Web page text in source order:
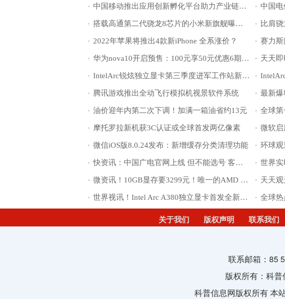
中国移动推出应用创新孵化平台助力产业链开发者参与生态建设
搭载高通第二代骁龙8芯片的小米新旗舰曝光：最快11月份发布 比肩
2022年苹果将推出4款新iPhone 全系涨价？
华为nova10开启预售：100元享50元优惠6期免息
IntelArc锐炫独立显卡第三季度进军工作站新品不曝光
腾讯游戏推出全动飞行模拟机视景软件系统 最新
油价迎年内第二次下调！加满一箱油省约13元
摩托罗拉新机获3C认证或全球首发两亿像素 微软启
微信iOS版8.0.24发布：新增缓存分类清理功能
快资讯：中国广电官网上线 但不能选号 客服称内测尚未向公众开放
微资讯！10GB显存要3299元！唯一的AMD RX 6700显卡开卖
世界视讯！Intel Arc A380独立显卡首发全新DP 2.0接口：暂时只能残血
关于我们 版权声明 联系我们
联系邮箱：85
版权所有：科
科普信息网版权所有 本